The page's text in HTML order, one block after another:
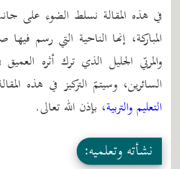
في هذه المقالة نسلط الضوء على
المباركة، إنها الناحية التي رسم فيها
والمربّي الجليل الذي ترك أثره
السائرين، وسيتمّ التركيز في هذه
التعليم والتربية، بإذن الله تعالى.
نشأته وتعلميه: